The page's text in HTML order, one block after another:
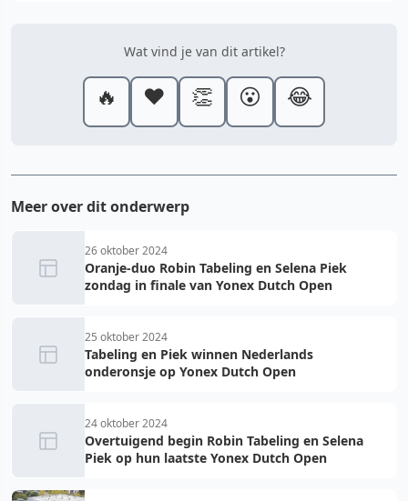
Wat vind je van dit artikel?
🔥 ❤️ 👏 😮 😂
Meer over dit onderwerp
26 oktober 2024
Oranje-duo Robin Tabeling en Selena Piek
zondag in finale van Yonex Dutch Open
25 oktober 2024
Tabeling en Piek winnen Nederlands
onderonsje op Yonex Dutch Open
24 oktober 2024
Overtuigend begin Robin Tabeling en Selena
Piek op hun laatste Yonex Dutch Open